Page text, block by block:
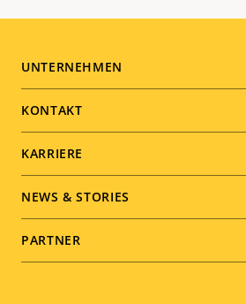
Footer
menu
UNTERNEHMEN
KONTAKT
KARRIERE
NEWS & STORIES
PARTNER